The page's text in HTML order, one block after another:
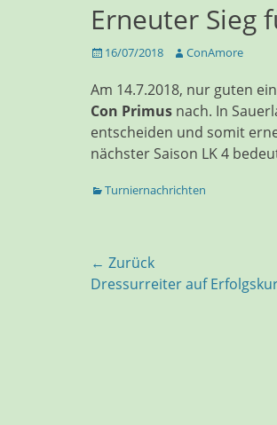
Erneuter Sieg
Veröffentlicht
16/07/2018 AutorConAmore
Am 14.7.2018, nur guten
Con Primus nach. In
entscheiden und somit
nächster Saison LK 4
Kategorien
Turniernachrichten
← Zurück
Vorhergehender
Dressurreiter auf